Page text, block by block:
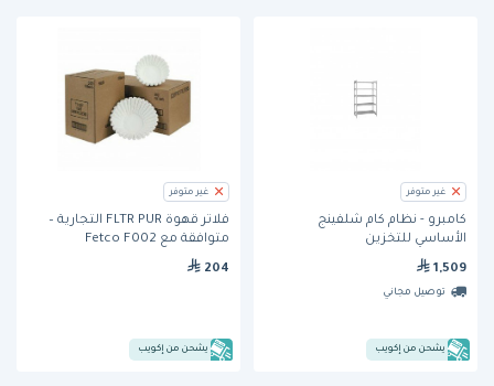
غير متوفر
كامبرو - نظام كام شلفينج
الأساسي للتخزين
1,509
توصيل مجاني
يشحن من إكويب
غير متوفر
فلاتر قهوة FLTR PUR التجارية –
متوافقة مع Fetco F002
204
يشحن من إكويب